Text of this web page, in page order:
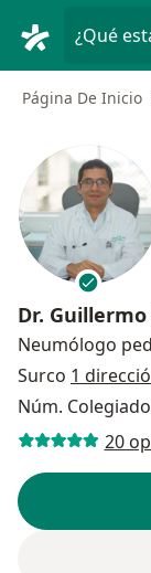
¿Qué
Página De Inicio
Dr.
Neumólogo
Surco 1
Núm.
20